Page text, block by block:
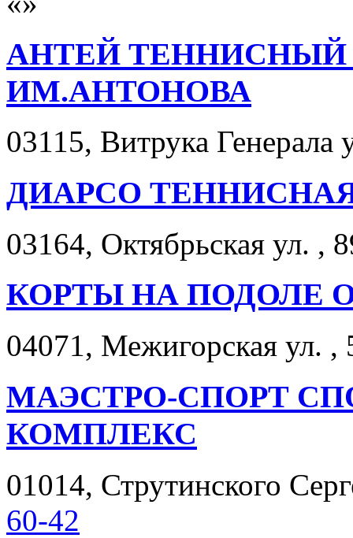
АНТЕЙ
ИМ.АНТОНОВА
03115, Витрука Генерала
ДИАРСО
03164, Октябрьская ул. ,
КОРТЫ НА ПОДОЛЕ
04071, Межигорская ул.
МАЭСТРО-СПОРТ
КОМПЛЕКС
01014, Струтинского
60-42